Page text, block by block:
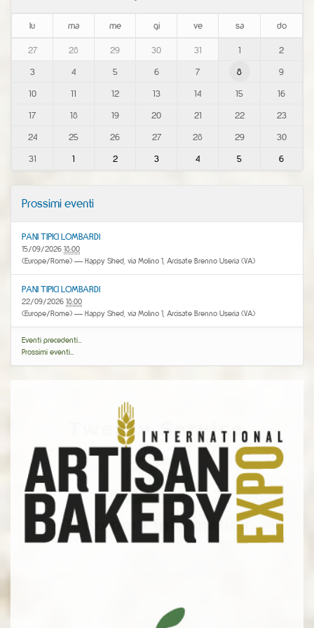
lu ma me gi ve sa do
27 28 29 30 31 1
2
3
4 5 6 7 8
9
10
11 12 13 14 15
16
17
18 19 20 21 22
23
24
25 26 27 28 29
30
31
1 2 3 4 5 6
Prossimi eventi
PANI TIPICI LOMBARDI
15/09/2026 18:00
(Europe/Rome) — Happy Shed, via Molino 1, Arcisate Brenno Useria (VA)
PANI TIPICI LOMBARDI
22/09/2026 18:00
(Europe/Rome) — Happy Shed, via Molino 1, Arcisate Brenno Useria (VA)
Eventi precedenti…
Prossimi eventi…